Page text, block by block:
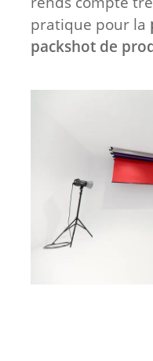
pratique pour la
packshot de